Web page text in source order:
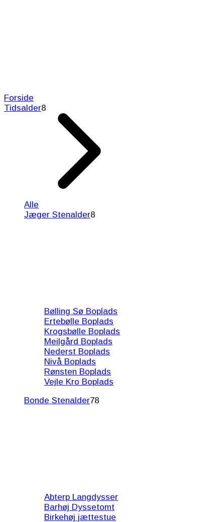
Forside
Tidsalder8
Alle
Jæger Stenalder8
Bølling Sø Boplads
Ertebølle Boplads
Krogsbølle Boplads
Meilgård Boplads
Nederst Boplads
Nivå Boplads
Rønsten Boplads
Vejle Kro Boplads
Bonde Stenalder78
Abterp Langdysser
Barhøj Dyssetomt
Birkehøj jættestue